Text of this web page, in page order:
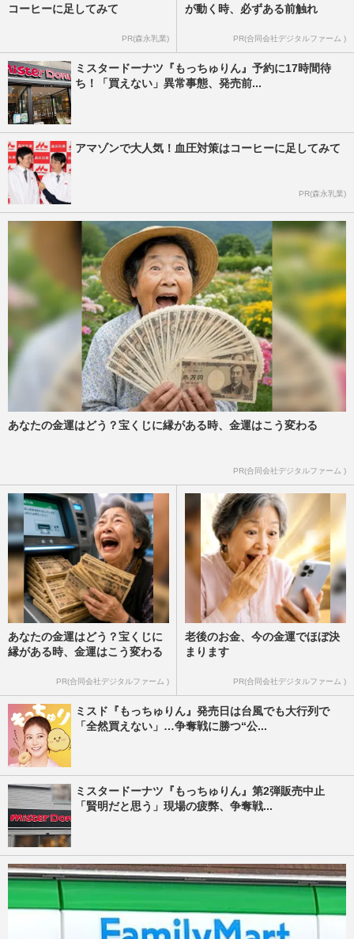
コーヒーに足してみて
PR(森永乳業)
が動く時、必ずある前触れ
PR(合同会社デジタルファーム )
ミスタードーナツ『もっちゅりん』予約に17時間待
ち！「買えない」異常事態、発売前...
アマゾンで大人気！血圧対策はコーヒーに足してみて
PR(森永乳業)
あなたの金運はどう？宝くじに縁がある時、金運はこう変わる
PR(合同会社デジタルファーム )
あなたの金運はどう？宝くじに
縁がある時、金運はこう変わる
PR(合同会社デジタルファーム )
老後のお金、今の金運でほぼ決
まります
PR(合同会社デジタルファーム )
ミスド『もっちゅりん』発売日は台風でも大行列で
「全然買えない」…争奪戦に勝つ“公...
ミスタードーナツ『もっちゅりん』第2弾販売中止
「賢明だと思う」現場の疲弊、争奪戦...